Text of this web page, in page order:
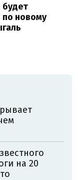
будет
по новому
на 20